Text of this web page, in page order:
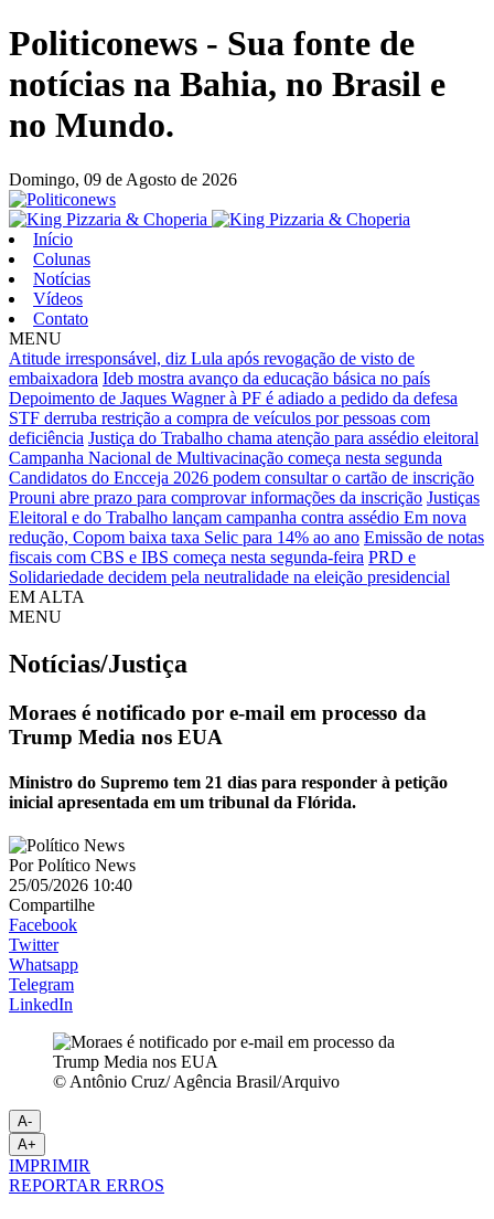
Politiconews - Sua fonte de
notícias na Bahia, no Brasil e
no Mundo.
Domingo, 09 de Agosto de 2026
Início
Colunas
Notícias
Vídeos
Contato
MENU
Atitude irresponsável, diz Lula após revogação de visto de
embaixadora Ideb mostra avanço da educação básica no país
Depoimento de Jaques Wagner à PF é adiado a pedido da defesa
STF derruba restrição a compra de veículos por pessoas com
deficiência Justiça do Trabalho chama atenção para assédio eleitoral
Campanha Nacional de Multivacinação começa nesta segunda
Candidatos do Encceja 2026 podem consultar o cartão de inscrição
Prouni abre prazo para comprovar informações da inscrição Justiças
Eleitoral e do Trabalho lançam campanha contra assédio Em nova
redução, Copom baixa taxa Selic para 14% ao ano Emissão de notas
fiscais com CBS e IBS começa nesta segunda-feira PRD e
Solidariedade decidem pela neutralidade na eleição presidencial
EM ALTA
MENU
Notícias/Justiça
Moraes é notificado por e-mail em processo da
Trump Media nos EUA
Ministro do Supremo tem 21 dias para responder à petição
inicial apresentada em um tribunal da Flórida.
PorPolítico News
25/05/2026 10:40
Compartilhe
Facebook
Twitter
Whatsapp
Telegram
LinkedIn
© Antônio Cruz/ Agência Brasil/Arquivo
A-
A+
IMPRIMIR
REPORTAR ERROS